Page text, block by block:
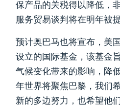
保产品的关税得以降低，
服务贸易谈判将在明年被
预计奥巴马也将宣布，美
设立的国际基金，该基金
气候变化带来的影响，降
年世界将聚焦巴黎，我们
新的多边努力，也希望他